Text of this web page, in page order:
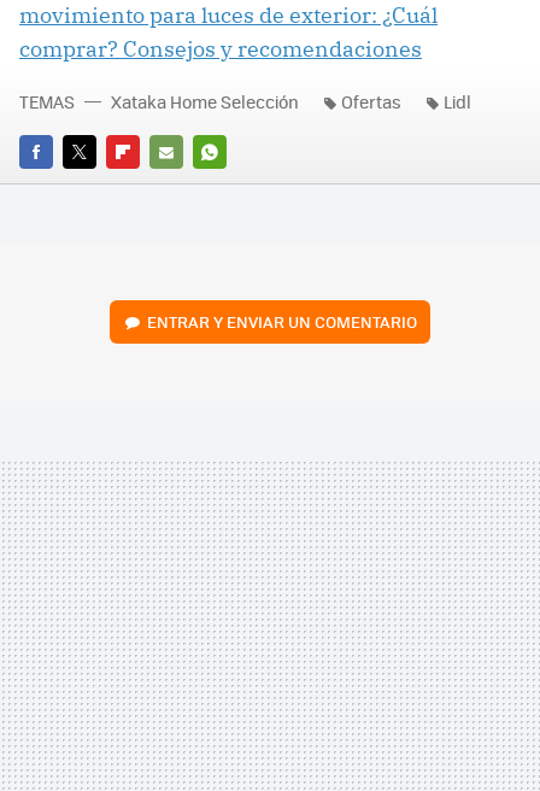
movimiento para luces de exterior: ¿Cuál
comprar? Consejos y recomendaciones
FACEBOOK
TWITTERFLIPBOARD
E-
WHATSAPP
TEMAS Xataka Home Selección Ofertas Lidl
ENTRAR Y ENVIAR UN COMENTARIO